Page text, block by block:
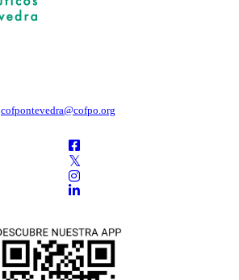
cofpontevedra@cofpo.org